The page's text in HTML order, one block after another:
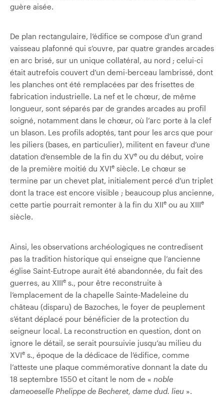
guère aisée.
De plan rectangulaire, l’édifice se compose d’un grand
vaisseau plafonné qui s’ouvre, par quatre grandes arcades
en arc brisé, sur un unique collatéral, au nord ; celui-ci
était autrefois couvert d’un demi-berceau lambrissé, dont
les planches ont été remplacées par des frisettes de
fabrication industrielle. La nef et le chœur, de même
longueur, sont séparés par de grandes arcades au profil
soigné, notamment dans le chœur, où l’arc porte à la clef
un blason. Les profils adoptés, tant pour les arcs que pour
les piliers (bases, en particulier), militent en faveur d’une
datation d’ensemble de la fin du XVe ou du début, voire
de la première moitié du XVIe siècle. Le chœur se
termine par un chevet plat, initialement percé d’un triplet
dont la trace est encore visible ; beaucoup plus ancienne,
cette partie pourrait remonter à la fin du XIIe ou au XIIIe
siècle.
Ainsi, les observations archéologiques ne contredisent
pas la tradition historique qui enseigne que l’ancienne
église Saint-Eutrope aurait été abandonnée, du fait des
guerres, au XIIIe s., pour être reconstruite à
l’emplacement de la chapelle Sainte-Madeleine du
château (disparu) de Bazoches, le foyer de peuplement
s’étant déplacé pour bénéficier de la protection du
seigneur local. La reconstruction en question, dont on
ignore le détail, se serait poursuivie jusqu’au milieu du
XVIe s., époque de la dédicace de l’édifice, comme
l’atteste une plaque commémorative donnant la date du
18 septembre 1550 et citant le nom de « noble
dameoeselle Phelippe de Becheret, dame dud. lieu ».